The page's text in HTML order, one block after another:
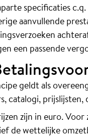
specificaties
aanvullende
een passende
geldt als
catalogi,
zijn in euro.
de wettelijke